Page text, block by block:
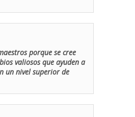
porque se cree
valiosos que ayuden a
un nivel superior de